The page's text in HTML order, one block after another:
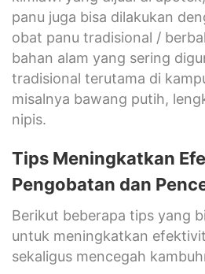
panu juga bisa dilakukan
obat panu tradisional /
bahan alam yang sering
tradisional terutama di
misalnya bawang putih,
nipis.
Tips Meningkatkan
Pengobatan dan
Berikut beberapa tips yang
untuk meningkatkan
sekaligus mencegah